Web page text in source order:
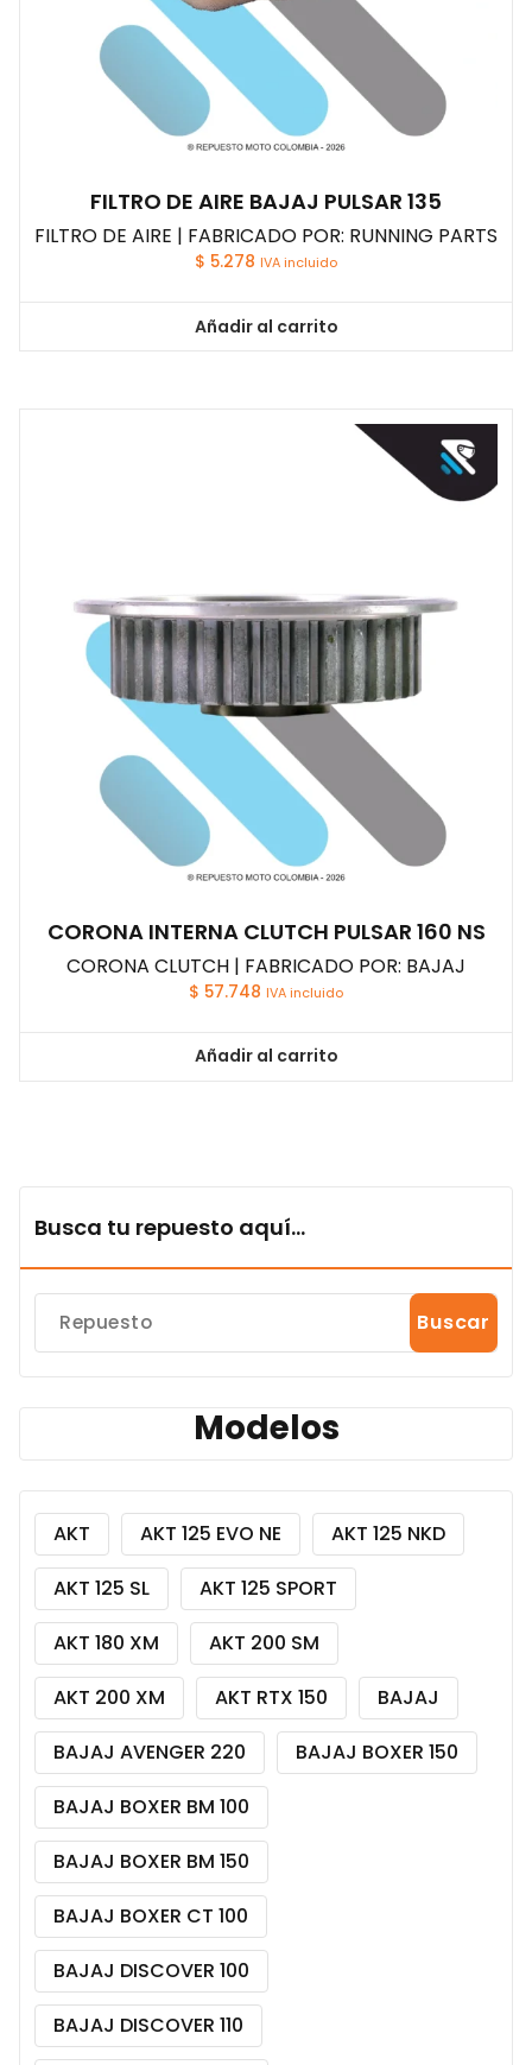
FILTRO DE AIRE BAJAJ PULSAR 135
FILTRO DE AIRE | FABRICADO POR: RUNNING PARTS
$ 5.278 IVA incluido
Añadir al carrito
CORONA INTERNA CLUTCH PULSAR 160 NS
CORONA CLUTCH | FABRICADO POR: BAJAJ
$ 57.748 IVA incluido
Añadir al carrito
Busca tu repuesto aquí...
Buscar
Modelos
AKT AKT 125 EVO NE
AKT 125 NKD
AKT 125 SL
AKT 125 SPORT
AKT 180 XM
AKT 200 SM
AKT 200 XM
AKT RTX 150
BAJAJ
BAJAJ AVENGER 220
BAJAJ BOXER 150
BAJAJ BOXER BM 100
BAJAJ BOXER BM 150
BAJAJ BOXER CT 100
BAJAJ DISCOVER 100
BAJAJ DISCOVER 110